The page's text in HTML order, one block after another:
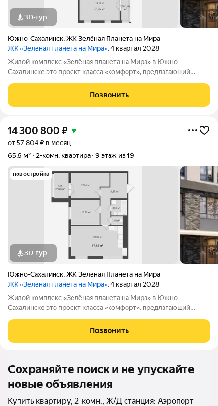
3D-тур
Южно-Сахалинск,ЖК Зелёная Планета на Мира
ЖК «Зеленая планета на Мира», 4 квартал 2028
Жилой комплекс «Зелёная планета на Мира» в Южно-
Сахалинске это проект класса «комфорт», предлагающий
до 19 этажей, и каждая квартира продумана до мелочей.
Удобное расположение жилого
Позвонить
14 300 800 ₽
от 57 804 ₽ в месяц
65,6 м²
2-комн. квартира 9 этаж из 19
новостройка
3D-тур
Южно-Сахалинск,ЖК Зелёная Планета на Мира
ЖК «Зеленая планета на Мира», 4 квартал 2028
Жилой комплекс «Зелёная планета на Мира» в Южно-
Сахалинске это проект класса «комфорт», предлагающий
до 19 этажей, и каждая квартира продумана до мелочей.
Удобное расположение жилого
Позвонить
Сохраняйте поиск и не упускайте
новые объявления
Купить квартиру, 2-комн., Ж/Д станция: Аэропорт